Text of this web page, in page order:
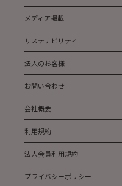
メディア掲載
サステナビリティ
法人のお客様
お問い合わせ
会社概要
利用規約
法人会員利用規約
プライバシーポリシー